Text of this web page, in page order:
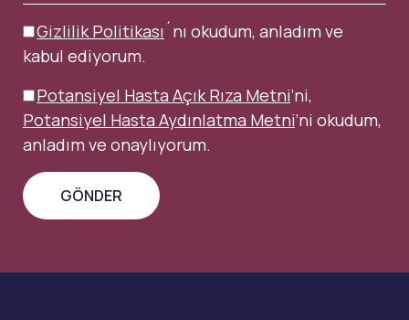
Gizlilik Politikası ´nı okudum, anladım ve
kabul ediyorum.
Potansiyel Hasta Açık Rıza Metni’ni,
Potansiyel Hasta Aydınlatma Metni’ni okudum,
anladım ve onaylıyorum.